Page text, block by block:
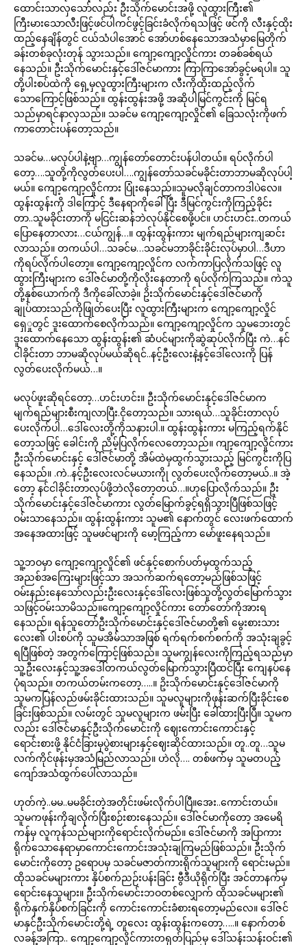
ထောင်းသာလှသော်လည်း ဦးသိုက်မောင်းအဖို့ လူထွားကြီး၏
ကြီးမားသောလီးဖြင့်ဖင်ပါကင်ဖွင့်ခြင်းခံလိုက်ရသဖြင့် ဖင်ကို လီးနှင့်ထိုး
ထည့်နေချိန်တွင် ငယ်သံပါအောင် အော်ဟစ်နေသောအသံမှာမြေတိုက်
ခန်းတစ်ခုလုံးတုန် သွားသည်။ ကျော့ကျော့လှိုင်ကား တခစ်ခစ်ရယ်
နေသည်။ ဦးသိုက်မောင်းနှင့်ဒေါ်ဇင်မာကား ကြာကြာအော်ခွင့်မရပါ။ သူ
တို့ပါးစပ်ထဲကို ရှေ့မှလူထွားကြီးများက လီးကိုထိုးထည့်လိုက်
သောကြောင့်ဖြစ်သည်။ ထွန်းထွန်းအဖို့ အဆိုပါမြင်ကွင်းကို မြင်ရ
သည်မှာရင်နာလှသည်။ သခင်မ ကျော့ကျော့လှိုင်၏ ခြေသလုံးကိုဖက်
ကာတောင်းပန်တော့သည်။
သခင်မ…မလုပ်ပါနဲ့ဗျာ…ကျွန်တော်တောင်းပန်ပါတယ်။ ရပ်လိုက်ပါ
တော့….သူတို့ကိုလွတ်ပေးပါ….ကျွန်တော်သခင်မခိုင်းတာဘာမဆိုလုပ်ပါ့
မယ်။ ကျော့ကျော့လှိုင်ကား ပြုံးနေသည်။သူမလိုချင်တာကဒါပဲလေ။
ထွန်းထွန်းကို ဒါကြောင့် ဒီနေရာကိုခေါ်ပြီး ဒီမြင်ကွင်းကိုကြည့်ခိုင်း
တာ..သူမခိုင်းတာကို မငြင်းဆန်ဘဲလုပ်နိုင်စေဖို့ပင်။ ဟင်းဟင်း..တကယ်
ပြောနေတာလား…ငယ်ကျွန်…။ ထွန်းထွန်းကား မျက်ရည်များကျဆင်း
လာသည်။ တကယ်ပါ…သခင်မ…သခင်မဘာခိုင်းခိုင်းလုပ်မှာပါ…ဒီဟာ
ကိုရပ်လိုက်ပါတော့။ ကျော့ကျော့လှိုင်က လက်ကာပြလိုက်သဖြင့် လူ
ထွားကြီးများက ဒေါ်ဇင်မာတို့ကိုလိုးနေတာကို ရပ်လိုက်ကြသည်။ ကဲသူ
တို့နှစ်ယောက်ကို ဒီကိုခေါ်လာခဲ့။ ဥိးသိုက်မောင်းနှင့်ဒေါ်ဇင်မာကို
ချုပ်ထားသည်ကိုဖြုတ်ပေးပြီး လူထွားကြီးများက ကျော့ကျော့လှိုင်
ရှေှုတွင် ဒူးထောက်စေလိုက်သည်။ ကျော့ကျော့လှိုင်က သူမဘေးတွင်
ဒူးထောက်နေသော ထွန်းထွန်း၏ ဆံပင်များကိုဆွဲဆုပ်လိုက်ပြီး ကဲ…နင်
ငါခိုင်းတာ ဘာမဆိုလုပ်မယ်ဆိုရင်..နင့်ဦးလေးနဲ့နင့်ဒေါ်လေးကို ပြန်
လွတ်ပေးလိုက်မယ်…။
မလုပ်ဖူးဆိုရင်တော့…ဟင်းဟင်း။ ဦးသိုက်မောင်းနှင့်ဒေါ်ဇင်မာက
မျက်ရည်များစီးကျလာပြီး.ငိုတော့သည်။ သားရယ်…သူခိုင်းတာလုပ်
ပေးလိုက်ပါ…ဒေါ်လေးတို့ကိုသနားပါ.။ ထွန်းထွန်းကား မကြည့်ရက်နိုင်
တော့သဖြင့် ခေါင်းကို ညိမ့်ပြလိုက်လေတော့သည်။ ကျာ့ကျော့လှိုင်ကား
ဦးသိုက်မောင်းနှင့် ဒေါ်ဇင်မာတို့ အိမ်ထဲမှထွက်သွားသည့် မြင်ကွင်းကိုပြ
နေသည်။ .ကဲ..နင့်ဦးလေးလင်မယားကိုု လွတ်ပေးလိုက်တော့မယ်..။ အဲ့
တော့ နင်ငါခိုင်းတာလုပ်ဖို့ဘဲလိုတော့တယ်…။ဟုပြောလိုက်သည်။ ဦး
သိုက်မောင်းနှင့်ဒေါ်ဇင်မာကား လွတ်မြောက်ခွင့်ရရှိသွားပြီဖြစ်သဖြင့်
ဝမ်းသာနေသည်။ ထွန်းထွန်းကား သူမ၏ နောက်တွင် လေးဖက်ထောက်
အနေအထားဖြင့် သူမဖင်များကို မော့ကြည့်ကာ မော်ဖူးနေရသည်။
သူ့ဘဝမှာ ကျော့ကျော့လှိုင်၏ ဖင်နှင့်စောက်ပတ်မှထွက်သည့်
အညစ်အကြေးများဖြင့်သာ အသက်ဆက်ရတော့မည်ဖြစ်သဖြင့်
ဝမ်းနည်းနေသော်လည်းဦးလေးနှင့်ဒေါ်လေးဖြစ်သူတို့လွတ်မြောက်သွား
သဖြင့်ဝမ်းသာမိသည်။ကျော့ကျော့လှိုင်ကား တော်တော်ကိုအားရ
နေသည်။ ရန်သူတော်ဦးသိုက်မောင်းနှင့်ဒေါ်ဇင်မာတို့၏ မွေးစားသား
လေး၏ ပါးစပ်ကို သူမအိမ်သာအဖြစ် ရက်ရက်စက်စက်ကို အသုံးချခွင့်
ရပြီဖြစ်တဲ့ အတွက်ကြောင့်ဖြစ်သည်။ သူမကျွန်လေးကိုကြည့်ရသည်မှာ
သူ့ဦးလေးနှင့်သူ့အဒေါ်တကယ်လွတ်မြောက်သွားပြီထင်ပြီး ကျေနပ်နေ
ပုံရသည်။ တကယ်တမ်းကတော့…..။ ဥိးသိုက်မောင်းနှင့်ဒေါ်ဇင်မာကို
သူမကပြန်လည်ဖမ်းခိုင်းထားသည်။ သူမလူများကိုဖုန်းဆက်ပြီးခိုင်းစေ
ခြင်းဖြစ်သည်။ လမ်းတွင် သူမလူများက ဖမ်းပြီး ခေါ်ထားပြီးပြီ။ သူမက
လည်း ဒေါ်ဇင်မာနှင့်ဦးသိုက်မောင်းကို ဈေးကောင်းကောင်းနှင့်
ရောင်းစားဖို့ နိုင်ငံခြားမှပွဲစားများနှင့်ဈေးဆိုင်ထားသည်။ တူ..တူ…သူမ
လက်ကိုင်ဖုန်းမှအသံမြည်လာသည်။ ဟဲလို…. တစ်ဖက်မှ သူမတပည့်
ကျော်အသံထွက်ပေါ်လာသည်။
ဟုတ်ကဲ့..မမ..မမခိုင်းတဲ့အတိုင်းဖမ်းလိုက်ပါပြီ။အေး..ကောင်းတယ်။
သူမကဖုန်းကိုချလိုက်ပြီးစဉ်းစားနေသည်။ ဒေါ်ဇင်မာကိုတော့ အမေရိ
ကန်မှ လူကုန်သည်များကိုရောင်းလိုက်မည်။ ဒေါ်ဇင်မာကို အပြာကား
ရိုက်သောနေရာမှာကောင်းကောင်းအသုံးချကြမည်ဖြစ်သည်။ ဦးသိုက်
မောင်းကိုတော့ ဥရောပမှ သခင်မဇာတ်ကားရိုက်သူများကို ရောင်းမည်။
ထိုသခင်မများကား နှိပ်စက်ညဉ်းပန်းခြင်း ဗွီဒီယိုရိုက်ပြီး အင်တာနက်မှ
ရောင်းနေသူများ။ ဦးသိုက်မောင်းဘဝတစ်လျှောက် ထိုသခင်မများ၏
ရိုက်နှက်နှိပ်စက်ခြင်းကို ကောင်းကောင်းခံစားရတော့မည်လေ။ ဒေါ်ဇင်
မာနှင်ဦးသိုက်မောင်းတို့ရဲ့ တူလေး ထွန်းထွန်းကတော့…..။ နောက်တစ်
လခန့်အကြာ.. ကျော့ကျော့လှိုင်ကားတရုတ်ပြည်မှ ဒေါ်သန်းသန်းဝင်း၏